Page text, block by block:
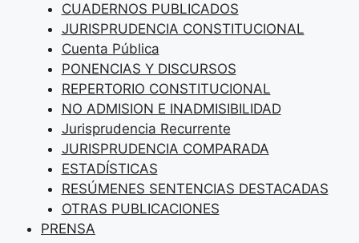
CUADERNOS PUBLICADOS
JURISPRUDENCIA CONSTITUCIONAL
Cuenta Pública
PONENCIAS Y DISCURSOS
REPERTORIO CONSTITUCIONAL
NO ADMISION E INADMISIBILIDAD
Jurisprudencia Recurrente
JURISPRUDENCIA COMPARADA
ESTADÍSTICAS
RESÚMENES SENTENCIAS DESTACADAS
OTRAS PUBLICACIONES
PRENSA